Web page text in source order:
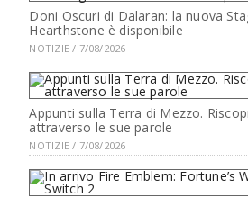
Doni Oscuri di Dalaran: la nuova
Hearthstone è disponibile
NOTIZIE / 7/08/2026
Appunti sulla Terra di Mezzo.
attraverso le sue parole
NOTIZIE / 7/08/2026